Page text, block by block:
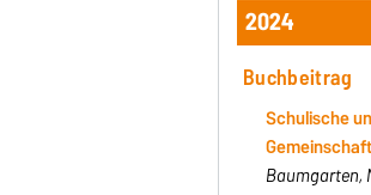
2024
Buchbeitrag
Schulische
Baumgarten,